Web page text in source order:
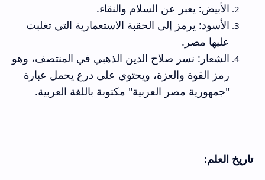
الأبيض: يعبر عن السلام والنقاء.
الأسود: يرمز إلى الحقبة الاستعمارية التي تغلبت
عليها مصر.
الشعار: نسر صلاح الدين الذهبي في المنتصف، وهو
رمز القوة والعزة، ويحتوي على درع يحمل عبارة
"جمهورية مصر العربية" مكتوبة باللغة العربية.
تاريخ العلم: